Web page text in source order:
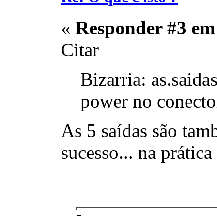
« Responder #3
Citar
Bizarria:
power no
As 5 saídas são
sucesso... na